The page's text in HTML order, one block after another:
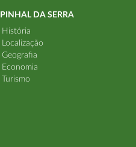
PINHAL DA SERRA
História
Localização
Geografia
Economia
Turismo